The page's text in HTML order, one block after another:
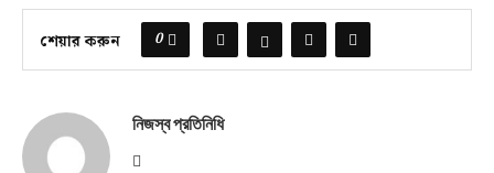
শেয়ার করুন 0
নিজস্ব প্রতিনিধি